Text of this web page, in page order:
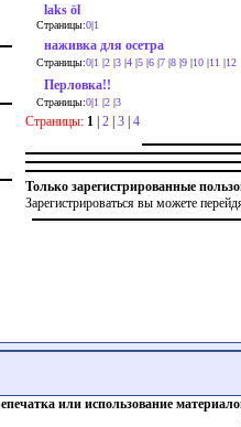
laks öl
Страницы:0|1
наживка для осетра
Страницы:0|1 |2 |3 |4 |5 |6 |7 |8 |9 |10 |11 |12
Перловка!!
Страницы:0|1 |2 |3
Страницы: 1 2 3 4
Только зарегистрированные
Зарегистрироваться вы можете
или использование